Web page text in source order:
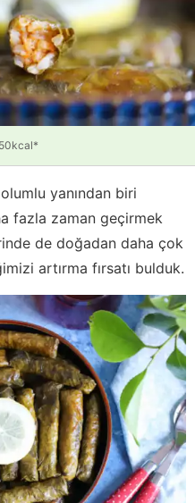
yanından biri
fazla zaman geçirmek
de doğadan daha çok
artırma fırsatı bulduk.